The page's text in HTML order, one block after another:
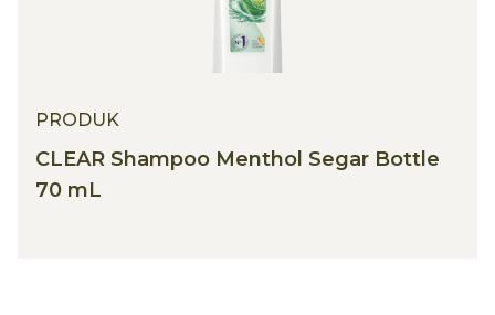
PRODUK
CLEAR Shampoo Menthol Segar Bottle
70 mL